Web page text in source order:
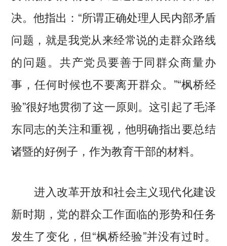
决。他指出：“所谓正确处理人民内部矛盾
问题，就是我党从来经常说的走群众路线
的问题。共产党员要善于同群众商量办
事，任何时候也不要离开群众。”“枫桥经
验”很好地贯彻了这一原则。这引起了毛泽
东同志的关注和重视，他明确指出要总结
诸暨的好例子，作为教育干部的材料。
进入改革开放和社会主义现代化建设
新时期，党的群众工作面临的形势和任务
发生了变化，但“枫桥经验”并没有过时。